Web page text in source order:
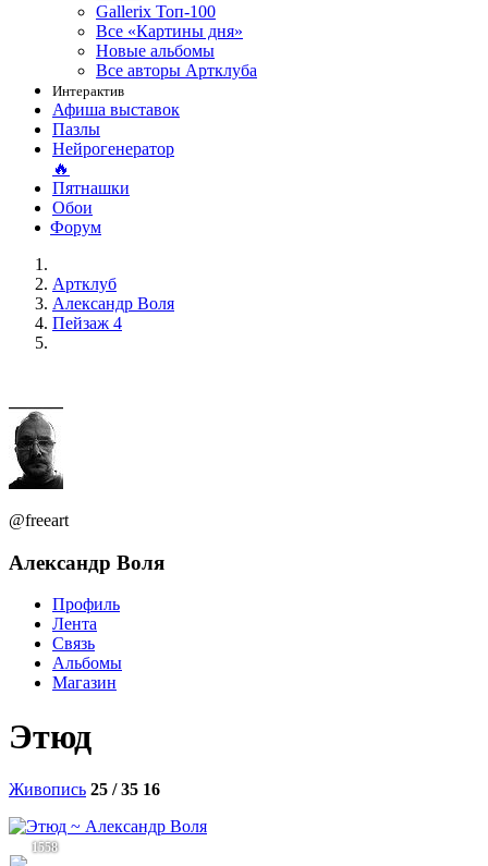
Gallerix Топ-100
Все «Картины дня»
Новые альбомы
Все авторы Артклуба
Интерактив
Афиша выставок
Пазлы
Нейрогенератор
🔥
Пятнашки
Обои
Форум
Артклуб
Александр Воля
Пейзаж 4
@freeart
Александр Воля
Профиль
Лента
Связь
Альбомы
Магазин
Этюд
Живопись 25 / 35 16
1558